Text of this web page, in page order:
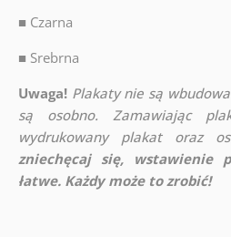
■ Czarna
■ Srebrna
Uwaga! Plakaty nie są
są osobno. Zamawiając
wydrukowany plakat oraz
zniechęcaj się, wstawienie
łatwe. Każdy może to zrobić!